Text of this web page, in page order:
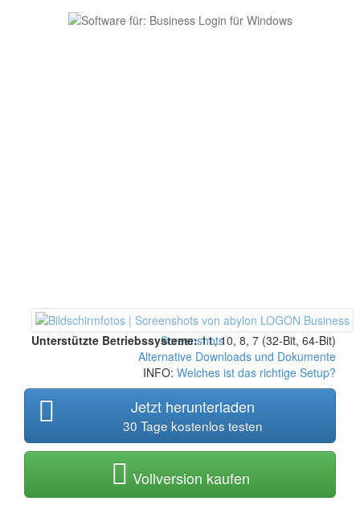
Screenshots
Unterstützte Betriebssysteme: 11, 10, 8, 7 (32-Bit, 64-Bit)
Alternative Downloads und Dokumente
INFO: Welches ist das richtige Setup?
Jetzt herunterladen
30 Tage kostenlos testen
Vollversion kaufen